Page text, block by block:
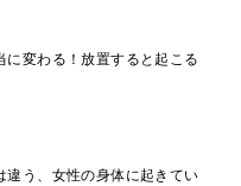
に変わる！放置すると起こる
違う、女性の身体に起きてい